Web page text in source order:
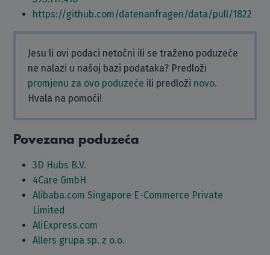
https://github.com/datenanfragen/data/pull/1822
Jesu li ovi podaci netočni ili se traženo poduzeće
ne nalazi u našoj bazi podataka? Predloži
promjenu za ovo poduzeće ili predloži novo.
Hvala na pomoći!
Povezana poduzeća
3D Hubs B.V.
4Care GmbH
Alibaba.com Singapore E-Commerce Private
Limited
AliExpress.com
Allers grupa sp. z o.o.